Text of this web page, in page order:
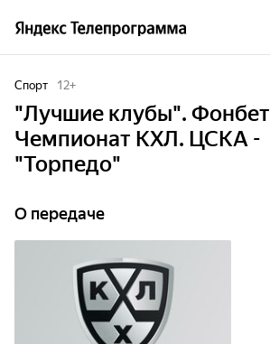
Спорт 12+
"Лучшие клубы". Фонбет
Чемпионат КХЛ. ЦСКА -
"Торпедо"
О передаче